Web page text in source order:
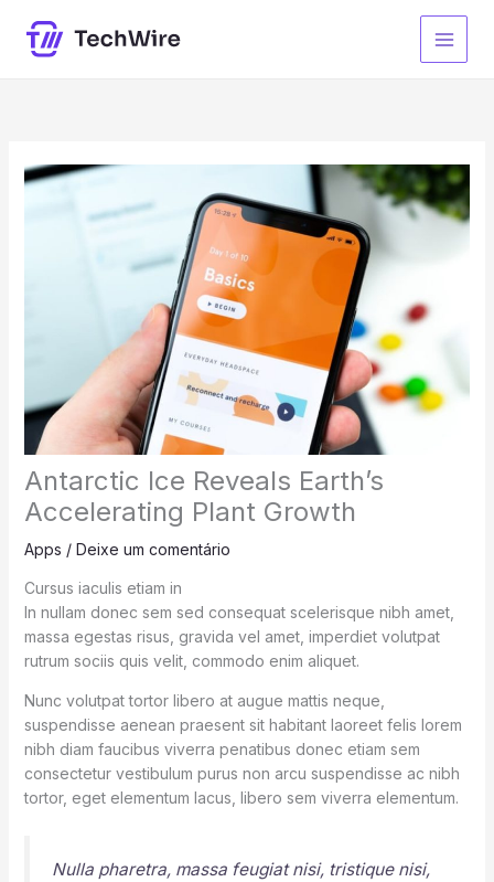
para
Antarctic Ice Reveals Earth’s
Accelerating Plant Growth
Apps / Deixe um comentário
Cursus iaculis etiam in
In nullam donec sem sed consequat scelerisque nibh amet,
massa egestas risus, gravida vel amet, imperdiet volutpat
rutrum sociis quis velit, commodo enim aliquet.
Nunc volutpat tortor libero at augue mattis neque,
suspendisse aenean praesent sit habitant laoreet felis lorem
nibh diam faucibus viverra penatibus donec etiam sem
consectetur vestibulum purus non arcu suspendisse ac nibh
tortor, eget elementum lacus, libero sem viverra elementum.
Nulla pharetra, massa feugiat nisi, tristique nisi,